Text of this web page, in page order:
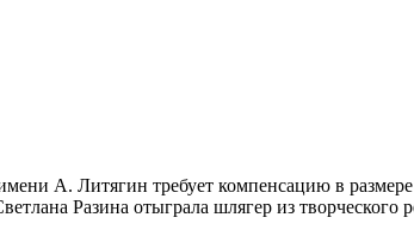
А. Литягин требует компенсацию в
Разина отыграла шлягер из творческого